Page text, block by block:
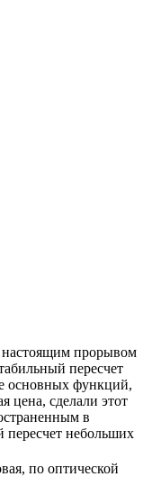
настоящим прорывом
пересчет
основных функций,
цена, сделали этот
в
пересчет небольших
по оптической